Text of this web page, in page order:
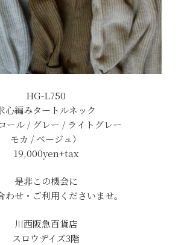
HG-L750
心編みタートルネック
ール / グレー / ライトグレー
モカ / ベージュ）
19,000yen+tax
是非この機会に
わせ・ご利用くださいませ。
川西阪急百貨店
スロウデイズ3階